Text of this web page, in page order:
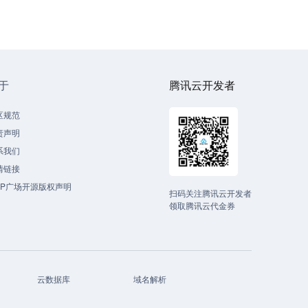
规范
声明
我们
链接
广场开源版权声明
腾讯云开发者
扫码关注腾讯云开发者
领取腾讯云代金券
云数据库 域名解析